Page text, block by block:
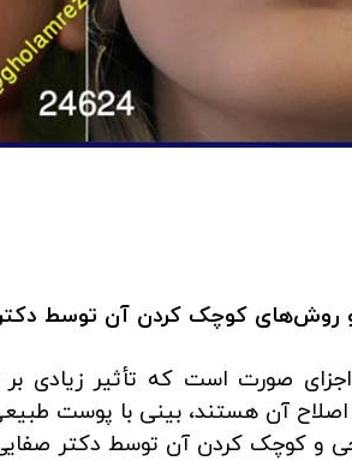
روش‌های کوچک کردن آن توسط
صورت است که تأثیر زیادی بر
اصلاح آن هستند، بینی با پوست
و کوچک کردن آن توسط دکتر